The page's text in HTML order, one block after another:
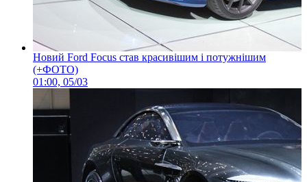
Новий Ford Focus став красивішим і потужнішим
(+ФОТО)
01:00, 05/03